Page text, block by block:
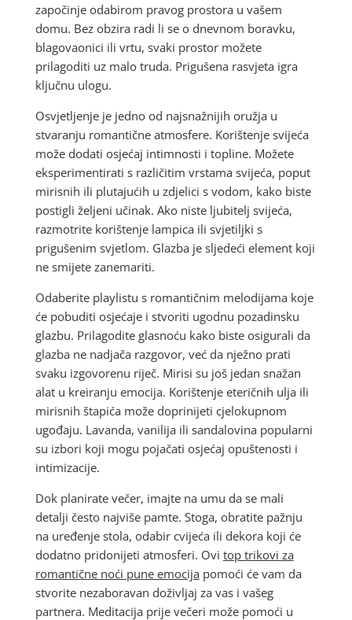
započinje odabirom pravog prostora u vašem
domu. Bez obzira radi li se o dnevnom boravku,
blagovaonici ili vrtu, svaki prostor možete
prilagoditi uz malo truda. Prigušena rasvjeta igra
ključnu ulogu.
Osvjetljenje je jedno od najsnažnijih oružja u
stvaranju romantične atmosfere. Korištenje svijeća
može dodati osjećaj intimnosti i topline. Možete
eksperimentirati s različitim vrstama svijeća, poput
mirisnih ili plutajućih u zdjelici s vodom, kako biste
postigli željeni učinak. Ako niste ljubitelj svijeća,
razmotrite korištenje lampica ili svjetiljki s
prigušenim svjetlom. Glazba je sljedeći element koji
ne smijete zanemariti.
Odaberite playlistu s romantičnim melodijama koje
će pobuditi osjećaje i stvoriti ugodnu pozadinsku
glazbu. Prilagodite glasnoću kako biste osigurali da
glazba ne nadjača razgovor, već da nježno prati
svaku izgovorenu riječ. Mirisi su još jedan snažan
alat u kreiranju emocija. Korištenje eteričnih ulja ili
mirisnih štapića može doprinijeti cjelokupnom
ugođaju. Lavanda, vanilija ili sandalovina popularni
su izbori koji mogu pojačati osjećaj opuštenosti i
intimizacije.
Dok planirate večer, imajte na umu da se mali
detalji često najviše pamte. Stoga, obratite pažnju
na uređenje stola, odabir cvijeća ili dekora koji će
dodatno pridonijeti atmosferi. Ovi top trikovi za
romantične noći pune emocija pomoći će vam da
stvorite nezaboravan doživljaj za vas i vašeg
partnera. Meditacija prije večeri može pomoći u